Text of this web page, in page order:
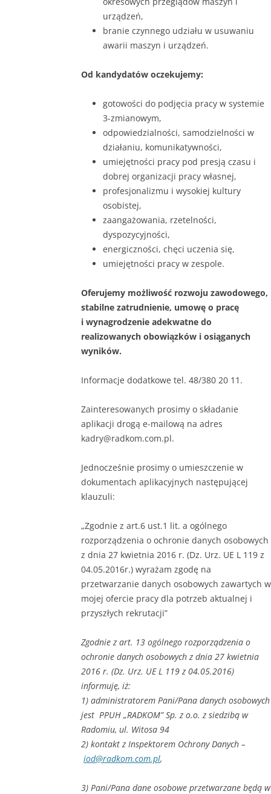
urządzeń,
branie czynnego udziału w usuwaniu
awarii maszyn i urządzeń.
Od kandydatów oczekujemy:
gotowości do podjęcia pracy w systemie
3-zmianowym,
odpowiedzialności, samodzielności w
działaniu, komunikatywności,
umiejętności pracy pod presją czasu i
dobrej organizacji pracy własnej,
profesjonalizmu i wysokiej kultury
osobistej,
zaangażowania, rzetelności,
dyspozycyjności,
energiczności, chęci uczenia się,
umiejętności pracy w zespole.
Oferujemy możliwość rozwoju zawodowego,
stabilne zatrudnienie, umowę o pracę
i wynagrodzenie adekwatne do
realizowanych obowiązków i osiąganych
wyników.
Informacje dodatkowe tel. 48/380 20 11.
Zainteresowanych prosimy o składanie
aplikacji drogą e-mailową na adres
kadry@radkom.com.pl.
Jednocześnie prosimy o umieszczenie w
dokumentach aplikacyjnych następującej
klauzuli:
„Zgodnie z art.6 ust.1 lit. a ogólnego
rozporządzenia o ochronie danych osobowych
z dnia 27 kwietnia 2016 r. (Dz. Urz. UE L 119 z
04.05.2016r.) wyrażam zgodę na
przetwarzanie danych osobowych zawartych w
mojej ofercie pracy dla potrzeb aktualnej i
przyszłych rekrutacji”
Zgodnie z art. 13 ogólnego rozporządzenia o
ochronie danych osobowych z dnia 27 kwietnia
2016 r. (Dz. Urz. UE L 119 z 04.05.2016)
informuję, iż:
1) administratorem Pani/Pana danych osobowych
jest PPUH „RADKOM” Sp. z o.o. z siedzibą w
Radomiu, ul. Witosa 94
2) kontakt z Inspektorem Ochrony Danych –
iod@radkom.com.pl,
3) Pani/Pana dane osobowe przetwarzane będą w